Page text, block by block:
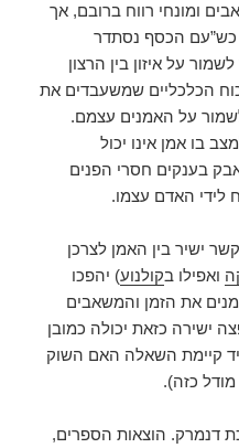
ומונחי רווח ברובם, אך
כש”עם הכסף נסתדר
על איזון בין הרצון
הכלכליים שמשעבדים את
על האמנים עצמם.
בו אמן אינו יכול
בענקים חסרי הפנים
לידי האדם עצמו.
ישיר בין האמן לצרכן
ואפילו בקולנוע) יהפכו
את הזמן והמשאבים
ישירה כזאת יכולה כמובן
קיימת השאלה האם השוק
כזה).
דנמרק. הוצאות הספרים,